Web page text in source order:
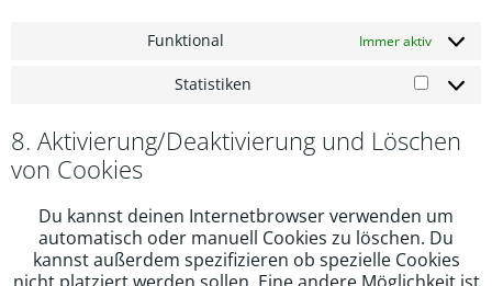
Funktional Immer aktiv
Statistiken
8. Aktivierung/Deaktivierung und Löschen
von Cookies
Du kannst deinen Internetbrowser verwenden um
automatisch oder manuell Cookies zu löschen. Du
kannst außerdem spezifizieren ob spezielle Cookies